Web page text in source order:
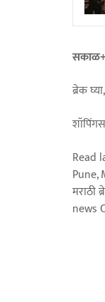
ब्रेक
Read
Pune,
मराठी
news